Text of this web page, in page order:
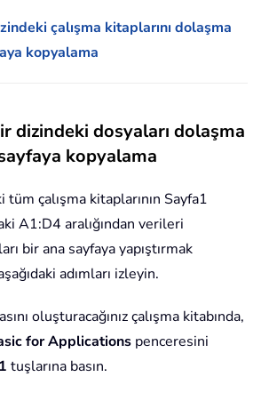
çalışma kitaplarını dolaşma
kopyalama
dizindeki dosyaları dolaşma
kopyalama
çalışma kitaplarının Sayfa1
A1:D4 aralığından verileri
bir ana sayfaya yapıştırmak
adımları izleyin.
oluşturacağınız çalışma kitabında,
for Applications penceresini
tuşlarına basın.